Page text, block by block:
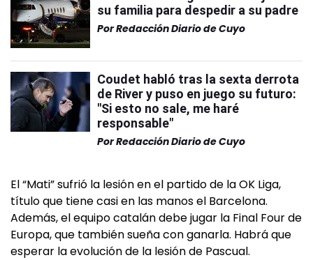
su familia para despedir a su padre
PorRedacción Diario de Cuyo
Coudet habló tras la sexta derrota
de River y puso en juego su futuro:
"Si esto no sale, me haré
responsable"
PorRedacción Diario de Cuyo
El “Mati” sufrió la lesión en el partido de la OK Liga,
título que tiene casi en las manos el Barcelona.
Además, el equipo catalán debe jugar la Final Four de
Europa, que también sueña con ganarla. Habrá que
esperar la evolución de la lesión de Pascual.